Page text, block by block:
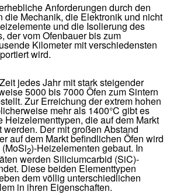
Anforderungen durch den
die Mechanik, die Elektronik und nicht
und die Isolierung des
der vom Ofenbauer bis zum
Kilometer mit verschiedensten
wird.
jedes Jahr mit stark steigender
5000 bis 7000 Öfen zum Sintern
Zur Erreichung der extrem hohen
mehr als 1400°C gibt es
die auf dem Markt
Der mit großen Abstand
auf dem Markt befindlichen Öfen wird
2)-Heizelementen gebaut. In
werden Siliciumcarbid (SiC)-
Diese beiden Elementtypen
dem völlig unterschiedlichen
in ihren Eigenschaften.